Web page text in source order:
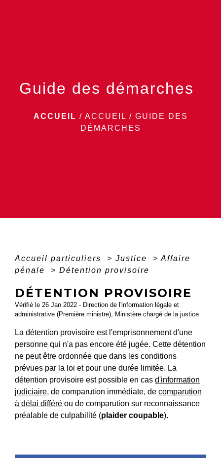
Guide des démarches
ACCUEIL / ACCUEIL / GUIDE DES
DÉMARCHES
Accueil particuliers > Justice > Affaire
pénale
> Détention provisoire
DÉTENTION PROVISOIRE
Vérifié le 26 Jan 2022 - Direction de l'information légale et
administrative (Première ministre), Ministère chargé de la justice
La détention provisoire est l'emprisonnement d'une
personne qui n'a pas encore été jugée. Cette détention
ne peut être ordonnée que dans les conditions
prévues par la loi et pour une durée limitée. La
détention provisoire est possible en cas d'information
judiciaire, de comparution immédiate, de comparution
à délai différé ou de comparution sur reconnaissance
préalable de culpabilité (plaider coupable).